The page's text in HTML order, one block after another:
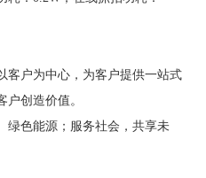
客户为中心，为客户提供一站式
创造价值。
绿色能源；服务社会，共享未